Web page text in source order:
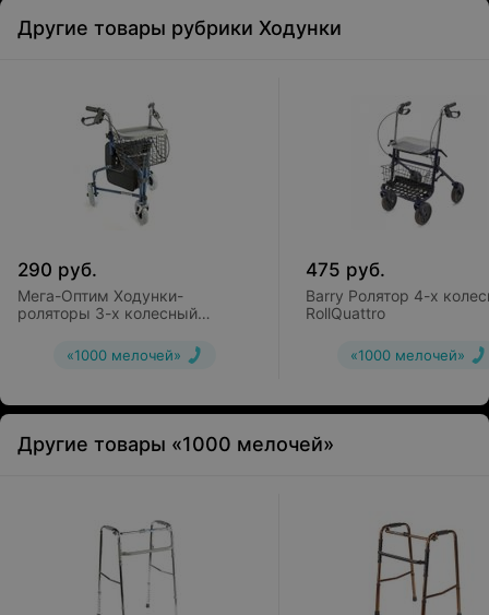
Другие товары рубрики Ходунки
290 руб.
Мега-Оптим Ходунки-
роляторы 3-х колесный
«1000 мелочей»
475 руб.
Barry Ролятор 4-х
RollQuattro
«1000 мелочей»
Другие товары «1000 мелочей»